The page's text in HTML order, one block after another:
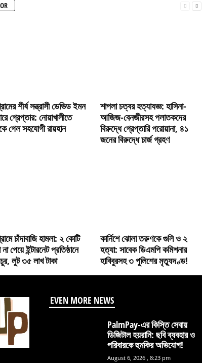
শীর্ষ সন্ত্রাসী ডেভিড ইমন
গ্রেপ্তার: নোয়াখালীতে
গেল সহযোগী রায়হান
শাপলা চত্বর হত্যাযজ্ঞ: হাসিনা-
আজিজ-বেনজীরসহ পলাতকদের
বিরুদ্ধে গ্রেপ্তারি পরোয়ানা, ৪১
জনের বিরুদ্ধে চার্জ গ্রহণ
চাঁদাবাজি হামলা: ২ কোটি
না পেয়ে ইন্টারনেট প্রতিষ্ঠানে
লুট ৩৫ লাখ টাকা
কার্নিশে ঝোলা তরুণকে গুলি ও ২
হত্যা: সাবেক ডিএমপি কমিশনার
হাবিবুরসহ ৩ পুলিশের মৃত্যুদণ্ড!
EVEN MORE NEWS
PalmPay-এর কিস্তি সেবায়
ডিজিটাল হয়রানি: ছবি ব্যবহার ও
পরিবারকে হুমকির অভিযোগ!
August 6, 2026 , 8:23 pm